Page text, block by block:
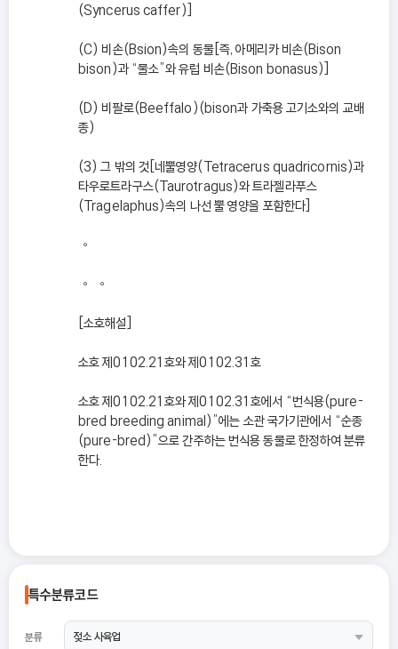
(Syncerus caffer)]
(C) 비손(Bsion)속의 동물[즉, 아메리카 비손(Bison
bison)과 “물소”와 유럽 비손(Bison bonasus)]
(D) 비팔로(Beeffalo)(bison과 가축용 고기소와의 교배
종)
(3) 그 밖의 것[네뿔영양(Tetracerus quadricornis)과
타우로트라구스(Taurotragus)와 트라젤라푸스
(Tragelaphus)속의 나선 뿔 영양을 포함한다]
◦
◦ ◦
[소호해설]
소호 제0102.21호와 제0102.31호
소호 제0102.21호와 제0102.31호에서 “번식용(pure-
bred breeding animal)”에는 소관 국가기관에서 “순종
(pure-bred)”으로 간주하는 번식용 동물로 한정하여 분류
한다.
특수분류코드
분류